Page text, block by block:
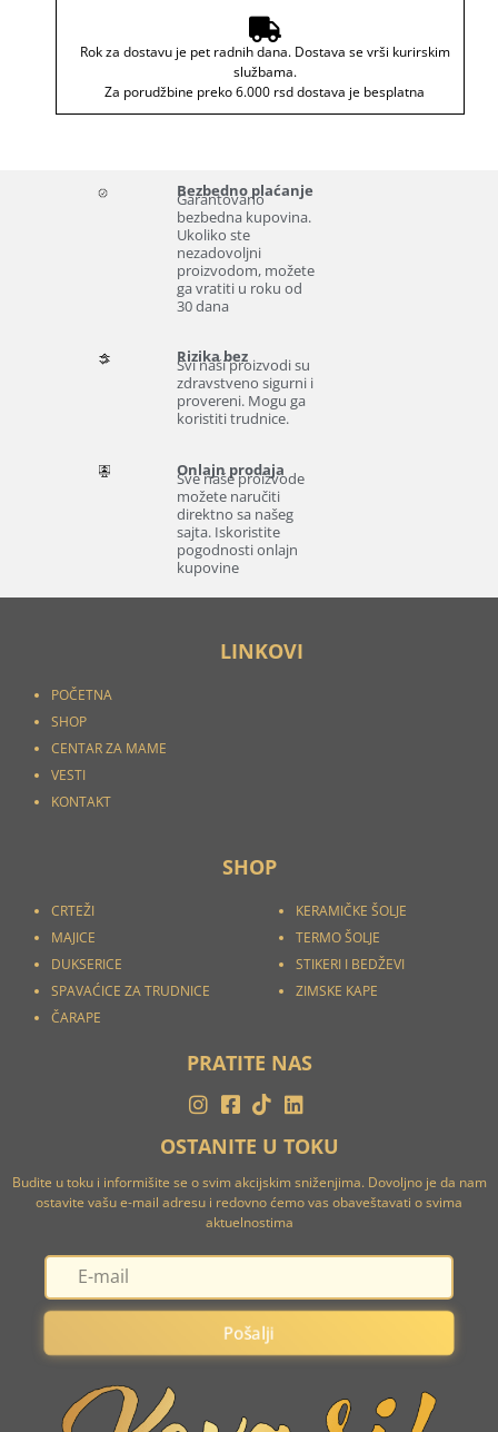
Rok za dostavu je pet radnih dana. Dostava se vrši kurirskim
službama.
Za porudžbine preko 6.000 rsd dostava je besplatna
Bezbedno plaćanje
Garantovano
bezbedna kupovina.
Ukoliko ste
nezadovoljni
proizvodom, možete
ga vratiti u roku od
30 dana
Rizika bez
Svi naši proizvodi su
zdravstveno sigurni i
provereni. Mogu ga
koristiti trudnice.
Onlajn prodaja
Sve naše proizvode
možete naručiti
direktno sa našeg
sajta. Iskoristite
pogodnosti onlajn
kupovine
LINKOVI
POČETNA
SHOP
CENTAR ZA MAME
VESTI
KONTAKT
SHOP
CRTEŽI
MAJICE
DUKSERICE
SPAVAĆICE ZA TRUDNICE
ČARAPE
KERAMIČKE ŠOLJE
TERMO ŠOLJE
STIKERI I BEDŽEVI
ZIMSKE KAPE
PRATITE NAS
OSTANITE U TOKU
Budite u toku i informišite se o svim akcijskim sniženjima. Dovoljno je da nam
ostavite vašu e-mail adresu i redovno ćemo vas obaveštavati o svima
aktuelnostima
Pošalji